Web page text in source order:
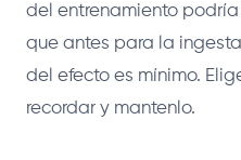
del entrenamiento
que antes para la
del efecto es mínimo.
recordar y mantenlo.